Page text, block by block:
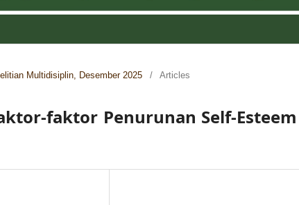
Multidisiplin, Desember 2025 / Articles
faktor Penurunan Self-Esteem